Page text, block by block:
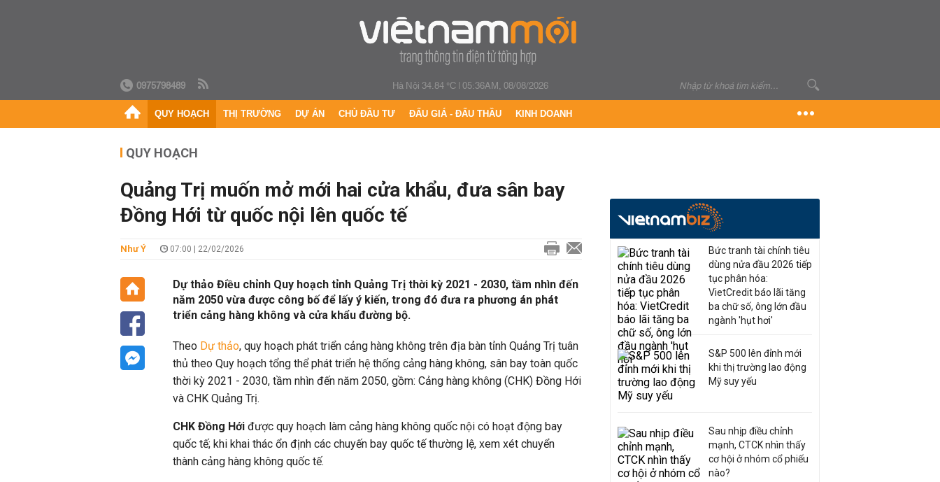
0975798489 Hà Nội 34.84 °C|05:36AM, 08/08/2026
QUY HOẠCH THỊ TRƯỜNG DỰ ÁN CHỦ ĐẦU TƯ ĐẤU GIÁ - ĐẤU THẦU KINH DOANH
QUY HOẠCH
Quảng Trị muốn mở mới hai cửa khẩu, đưa sân bay
Đồng Hới từ quốc nội lên quốc tế
Như Ý 07:00 | 22/02/2026
Dự thảo Điều chỉnh Quy hoạch tỉnh Quảng Trị thời kỳ 2021 - 2030, tầm nhìn đến
năm 2050 vừa được công bố để lấy ý kiến, trong đó đưa ra phương án phát
triển cảng hàng không và cửa khẩu đường bộ.
Theo Dự thảo, quy hoạch phát triển cảng hàng không trên địa bàn tỉnh Quảng Trị tuân
thủ theo Quy hoạch tổng thể phát triển hệ thống cảng hàng không, sân bay toàn quốc
thời kỳ 2021 - 2030, tầm nhìn đến năm 2050, gồm: Cảng hàng không (CHK) Đồng Hới
và CHK Quảng Trị.
CHK Đồng Hới được quy hoạch làm cảng hàng không quốc nội có hoạt động bay
quốc tế; khi khai thác ổn định các chuyến bay quốc tế thường lệ, xem xét chuyển
thành cảng hàng không quốc tế.
Bức tranh tài chính tiêu
dùng nửa đầu 2026 tiếp
tục phân hóa:
VietCredit báo lãi tăng
ba chữ số, ông lớn đầu
ngành 'hụt hơi'
S&P 500 lên đỉnh mới
khi thị trường lao động
Mỹ suy yếu
Sau nhịp điều chỉnh
mạnh, CTCK nhìn thấy
cơ hội ở nhóm cổ phiếu
nào?